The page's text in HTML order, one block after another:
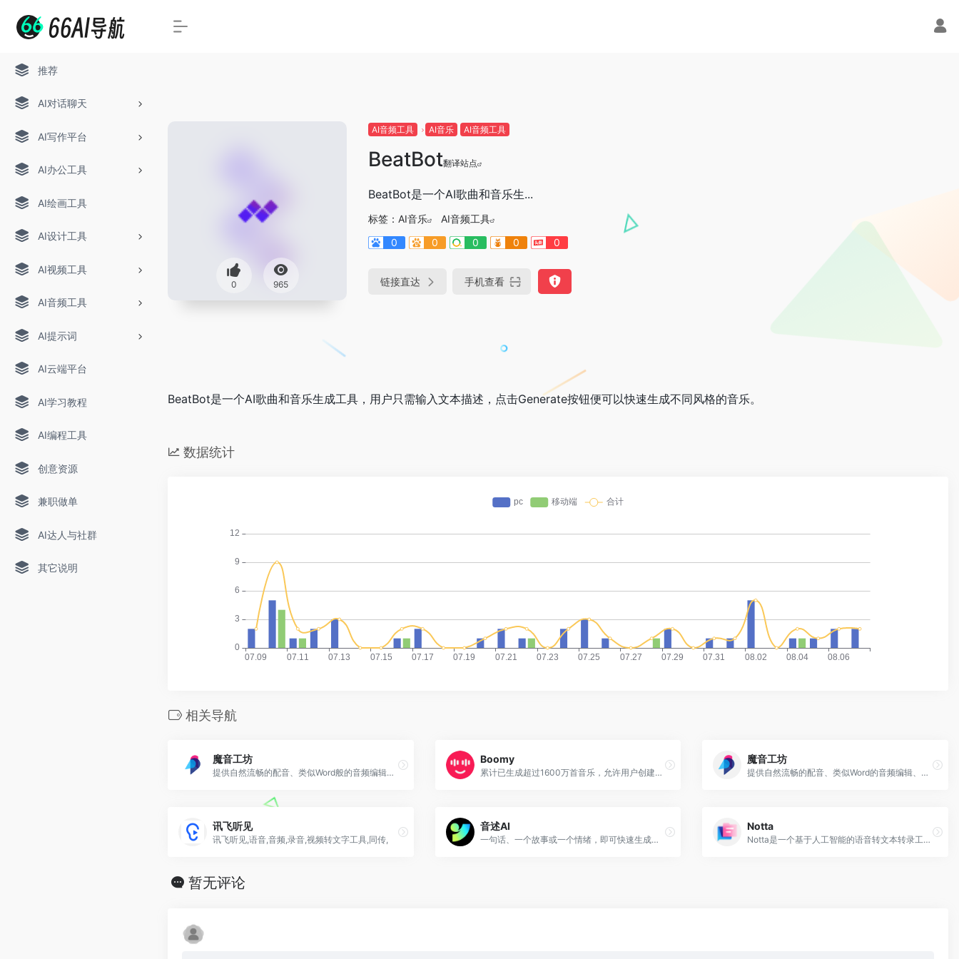
推荐
AI对话聊天
AI写作平台
AI办公工具
AI绘画工具
AI设计工具
AI视频工具
AI音频工具
AI提示词
AI云端平台
AI学习教程
AI编程工具
创意资源
兼职做单
AI达人与社群
其它说明
0 965
AI音频工具 AI音乐 AI音频工具
BeatBot翻译站点
BeatBot是一个AI歌曲和音乐生...
标签： AI音乐
AI音频工具
0
0 0 0 0
链接直达 手机查看
BeatBot是一个AI歌曲和音乐生成工具，用户只需输入文本描述，点击Generate按钮便可以快速生成不同风格的音乐。
数据统计
相关导航
魔音工坊
提供自然流畅的配音、类似Word般的音频编辑、多样的声音风格和免费试用，助力您创造高品质多样化的内容。
Boomy
累计已生成超过1600万首音乐，允许用户创建和编辑并保存25首音乐的创意平台
魔音工坊
提供自然流畅的配音、类似Word的音频编辑、多样的声音风格和免费试用，助您打造高品质多样化的内容。
讯飞听见
讯飞听见,语音,音频,录音,视频转文字工具,同传,
音述AI
一句话、一个故事或一个情绪，即可快速生成完整音乐或声音作品，用音乐唱出你的心声。
Notta
Notta是一个基于人工智能的语音转文本转录工具，可以帮助你以98%的准确率将104种语言的任何音频转换为文本。
暂无评论